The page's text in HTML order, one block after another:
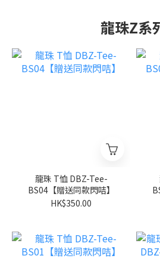
龍珠Z系
龍珠 T恤 DBZ-Tee-
BS04【贈送同款閃咭】
HK$350.00